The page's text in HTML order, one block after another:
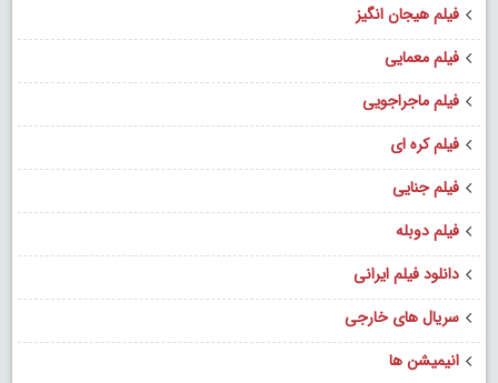
فیلم هیجان انگیز
فیلم معمایی
فیلم ماجراجویی
فیلم کره ای
فیلم جنایی
فیلم دوبله
دانلود فیلم ایرانی
سریال های خارجی
انیمیشن ها